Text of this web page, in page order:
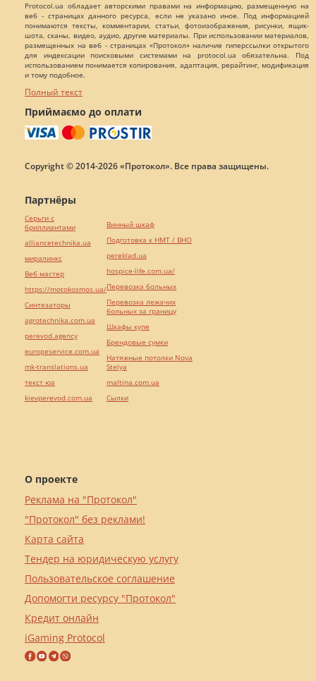
Protocol.ua обладает авторскими правами на информацию, размещенную на
веб - страницах данного ресурса, если не указано иное. Под информацией
понимаются тексты, комментарии, статьи, фотоизображения, рисунки, ящик-
шота, сканы, видео, аудио, другие материалы. При использовании материалов,
размещенных на веб - страницах «Протокол» наличие гиперссылки открытого
для индексации поисковыми системами на protocol.ua обязательна. Под
использованием понимается копирования, адаптация, рерайтинг, модификация
и тому подобное.
Полный текст
Приймаємо до оплати
Copyright © 2014-2026 «Протокол». Все права защищены.
О проекте
Реклама на "Протокол"
"Протокол" без реклами!
Карта сайта
Тендер на юридическую услугу
Пользовательское соглашение
Допомогти ресурсу "Протокол"
Кредит онлайн
iGaming Protocol
Партнёры
Серьги с
бриллиантами
alliancetechnika.ua
миралинкс
Веб мастер
https://motokosmos.ua/
Синтезаторы
agrotechnika.com.ua
perevod.agency
europeservice.com.ua
mk-translations.ua
текст юа
kievperevod.com.ua
Винный шкаф
Подготовка к НМТ / ВНО
pereklad.ua
hospice-life.com.ua/
Перевозка больных
Перевозка лежачих
больных за границу
Шкафы купе
Брендовые сумки
Натяжные потолки Nova
Stelya
maltina.com.ua
Cылки